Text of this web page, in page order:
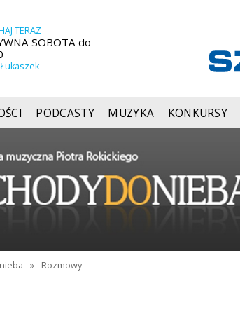
TERAZ
SOBOTA do
PODCASTY MUZYKA KONKURSY
» Rozmowy